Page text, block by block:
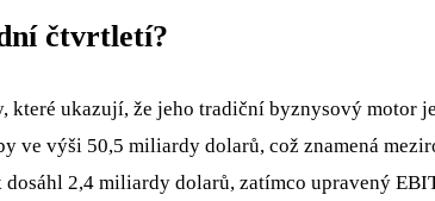
čtvrtletí?
které ukazují, že jeho tradiční byznysový motor
ve výši 50,5 miliardy dolarů, což znamená
2,4 miliardy dolarů, zatímco upravený